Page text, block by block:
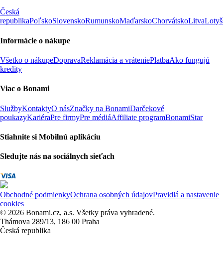
Česká
republikaPoľskoSlovenskoRumunskoMaďarskoChorvátskoLitva
Informácie o nákupe
Všetko o nákupeDopravaReklamácia a vráteniePlatbaAko fungujú
kredity
Viac o Bonami
SlužbyKontaktyO násZnačky na BonamiDarčekové
poukazyKariéraPre firmyPre médiáAffiliate programBonamiStar
Stiahnite si Mobilnú aplikáciu
Sledujte nás na sociálnych sieťach
Obchodné podmienkyOchrana osobných údajovPravidlá a nastavenie
cookies
© 2026 Bonami.cz, a.s. Všetky práva vyhradené.
Thámova 289/13, 186 00 Praha
Česká republika